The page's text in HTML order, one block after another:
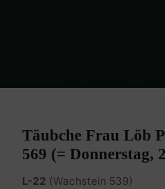
Täubche Frau Löb
569 (= Donnerstag,
L-22 (Wachstein 539)